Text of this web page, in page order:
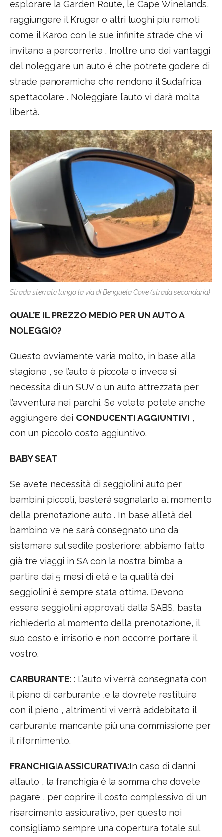
esplorare la Garden Route, le Cape Winelands,
raggiungere il Kruger o altri luoghi più remoti
come il Karoo con le sue infinite strade che vi
invitano a percorrerle . Inoltre uno dei vantaggi
del noleggiare un auto è che potrete godere di
strade panoramiche che rendono il Sudafrica
spettacolare . Noleggiare l’auto vi darà molta
libertà.
Strada sterrata lungo la via di Benguela Cove (strada secondaria)
QUAL’E IL PREZZO MEDIO PER UN AUTO A
NOLEGGIO?
Questo ovviamente varia molto, in base alla
stagione , se l’auto è piccola o invece si
necessita di un SUV o un auto attrezzata per
l’avventura nei parchi. Se volete potete anche
aggiungere dei CONDUCENTI AGGIUNTIVI ,
con un piccolo costo aggiuntivo.
BABY SEAT
Se avete necessità di seggiolini auto per
bambini piccoli, basterà segnalarlo al momento
della prenotazione auto . In base all’età del
bambino ve ne sarà consegnato uno da
sistemare sul sedile posteriore; abbiamo fatto
già tre viaggi in SA con la nostra bimba a
partire dai 5 mesi di età e la qualità dei
seggiolini è sempre stata ottima. Devono
essere seggiolini approvati dalla SABS, basta
richiederlo al momento della prenotazione, il
suo costo è irrisorio e non occorre portare il
vostro.
CARBURANTE: : L’auto vi verrà consegnata con
il pieno di carburante ,e la dovrete restituire
con il pieno , altrimenti vi verrà addebitato il
carburante mancante più una commissione per
il rifornimento.
FRANCHIGIA ASSICURATIVA:In caso di danni
all’auto , la franchigia è la somma che dovete
pagare , per coprire il costo complessivo di un
risarcimento assicurativo, per questo noi
consigliamo sempre una copertura totale sul